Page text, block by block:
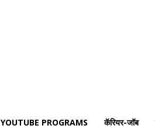
YOUTUBE PROGRAMS कॅरियर-जॉब